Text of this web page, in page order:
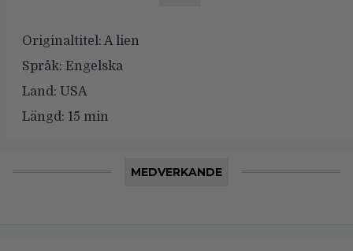
Originaltitel: A lien
Språk: Engelska
Land: USA
Längd: 15 min
MEDVERKANDE